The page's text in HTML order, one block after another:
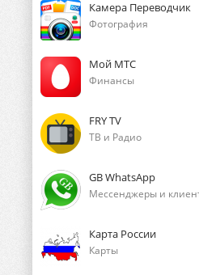
Камера Переводчик
Фотография
Мой МТС
Финансы
FRY TV
ТВ и Радио
GB WhatsApp
Карта России
Карты